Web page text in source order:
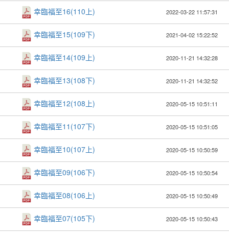
幸臨福至16(110上) 2022-03-22 11:57:31
幸臨福至15(109下) 2021-04-02 15:22:52
幸臨福至14(109上) 2020-11-21 14:32:28
幸臨福至13(108下) 2020-11-21 14:32:52
幸臨福至12(108上) 2020-05-15 10:51:11
幸臨福至11(107下) 2020-05-15 10:51:05
幸臨福至10(107上) 2020-05-15 10:50:59
幸臨福至09(106下) 2020-05-15 10:50:54
幸臨福至08(106上) 2020-05-15 10:50:49
幸臨福至07(105下) 2020-05-15 10:50:43